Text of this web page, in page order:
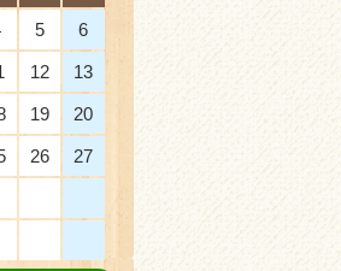
5 6
12 13
19 20
26 27